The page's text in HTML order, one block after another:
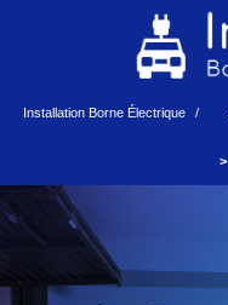
Installation Borne Électrique